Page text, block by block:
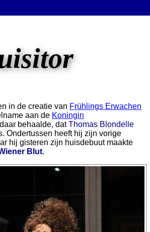
in de creatie van Frühlings Erwachen
aan de Koningin
behaalde, datThomas Blondelle
Ondertussen heeft hij zijn vorige
hij gisteren zijn huisdebuut maakte
Blut.